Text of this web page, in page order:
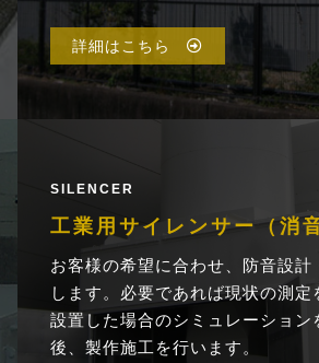
詳細はこちら
SILENCER
工業用サイレンサー（消
お客様の希望に合わせ、防音設計
します。必要であれば現状の測定
設置した場合のシミュレーション
後、製作施工を行います。